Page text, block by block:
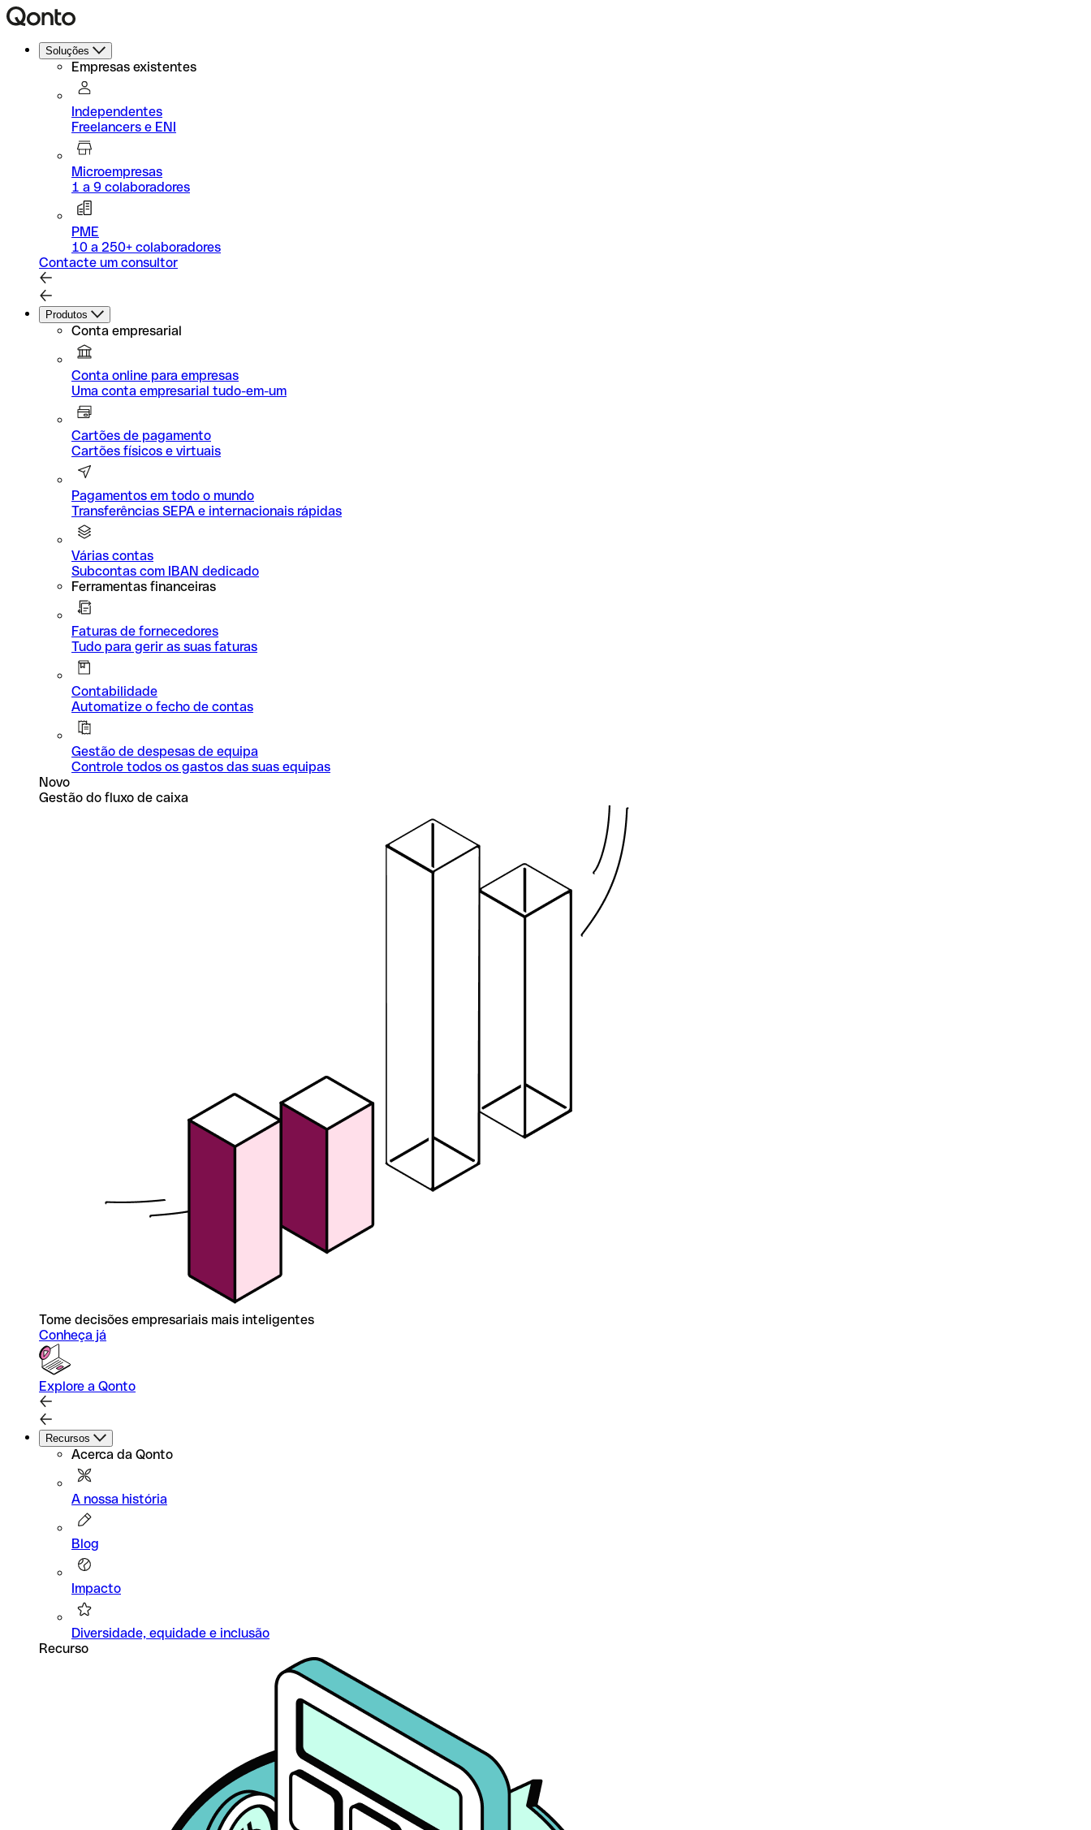
Soluções
Empresas existentes
Independentes
Freelancers e ENI
Microempresas
1 a 9 colaboradores
PME
10 a 250+ colaboradores
Contacte um consultor
Produtos
Conta empresarial
Conta online para empresas
Uma conta empresarial tudo-em-um
Cartões de pagamento
Cartões físicos e virtuais
Pagamentos em todo o mundo
Transferências SEPA e internacionais rápidas
Várias contas
Subcontas com IBAN dedicado
Ferramentas financeiras
Faturas de fornecedores
Tudo para gerir as suas faturas
Contabilidade
Automatize o fecho de contas
Gestão de despesas de equipa
Controle todos os gastos das suas equipas
Novo
Gestão do fluxo de caixa
Tome decisões empresariais mais inteligentes
Conheça já
Explore a Qonto
Recursos
Acerca da Qonto
A nossa história
Blog
Impacto
Diversidade, equidade e inclusão
Recurso